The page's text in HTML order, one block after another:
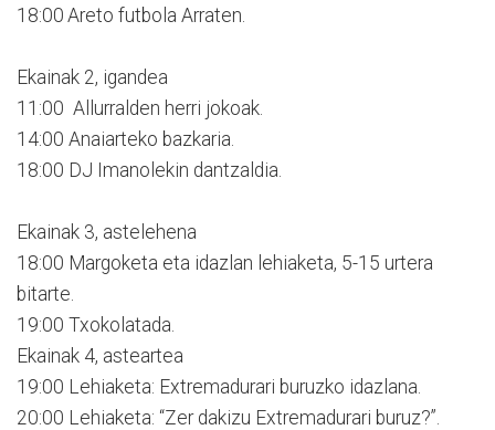
18:00 Areto futbola Arraten.
Ekainak 2, igandea
11:00 Allurralden herri jokoak.
14:00 Anaiarteko bazkaria.
18:00 DJ Imanolekin dantzaldia.
Ekainak 3, astelehena
18:00 Margoketa eta idazlan lehiaketa, 5-15 urtera
bitarte.
19:00 Txokolatada.
Ekainak 4, asteartea
19:00 Lehiaketa: Extremadurari buruzko idazlana.
20:00 Lehiaketa: “Zer dakizu Extremadurari buruz?”.